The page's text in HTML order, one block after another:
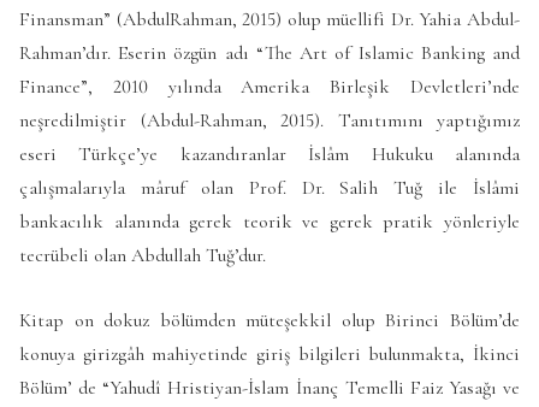
Finansman” (AbdulRahman, 2015) olup müellifi Dr. Yahia Abdul-
Rahman’dır. Eserin özgün adı “The Art of Islamic Banking and
Finance”, 2010 yılında Amerika Birleşik Devletleri’nde
neşredilmiştir (Abdul-Rahman, 2015). Tanıtımını yaptığımız
eseri Türkçe’ye kazandıranlar İslâm Hukuku alanında
çalışmalarıyla mâruf olan Prof. Dr. Salih Tuğ ile İslâmi
bankacılık alanında gerek teorik ve gerek pratik yönleriyle
tecrübeli olan Abdullah Tuğ’dur.
Kitap on dokuz bölümden müteşekkil olup Birinci Bölüm’de
konuya girizgâh mahiyetinde giriş bilgileri bulunmakta, İkinci
Bölüm’ de “Yahudî Hristiyan-İslam İnanç Temelli Faiz Yasağı ve